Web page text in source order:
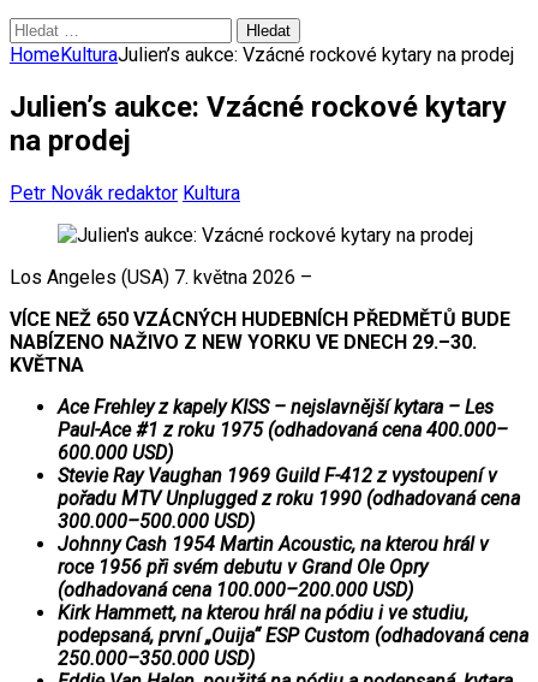
Vyhledávání
HomeKulturaJulien’s aukce: Vzácné rockové kytary na prodej
Julien’s aukce: Vzácné rockové kytary
na prodej
Petr Novák redaktor Kultura
Los Angeles (USA) 7. května 2026 –
VÍCE NEŽ 650 VZÁCNÝCH HUDEBNÍCH PŘEDMĚTŮ BUDE
NABÍZENO NAŽIVO Z NEW YORKU VE DNECH 29.–30.
KVĚTNA
Ace Frehley z kapely KISS – nejslavnější kytara – Les
Paul-Ace #1 z roku 1975 (odhadovaná cena 400.000–
600.000 USD)
Stevie Ray Vaughan 1969 Guild F-412 z vystoupení v
pořadu MTV Unplugged z roku 1990 (odhadovaná cena
300.000–500.000 USD)
Johnny Cash 1954 Martin Acoustic, na kterou hrál v
roce 1956 při svém debutu v Grand Ole Opry
(odhadovaná cena 100.000–200.000 USD)
Kirk Hammett, na kterou hrál na pódiu i ve studiu,
podepsaná, první „Ouija“ ESP Custom (odhadovaná cena
250.000–350.000 USD)